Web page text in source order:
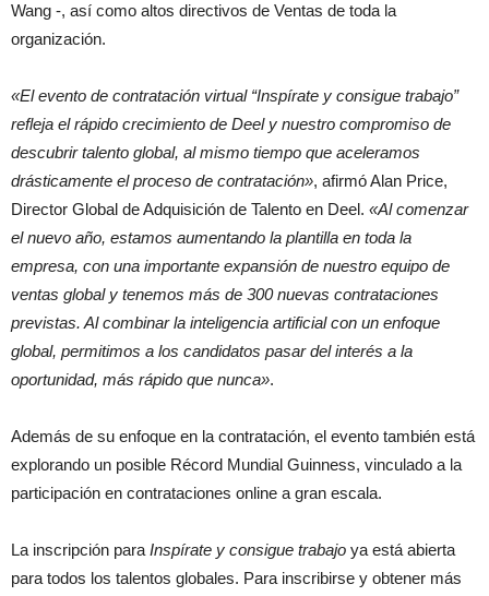
Wang -, así como altos directivos de Ventas de toda la
organización.
«El evento de contratación virtual “Inspírate y consigue trabajo”
refleja el rápido crecimiento de Deel y nuestro compromiso de
descubrir talento global, al mismo tiempo que aceleramos
drásticamente el proceso de contratación», afirmó Alan Price,
Director Global de Adquisición de Talento en Deel. «Al comenzar
el nuevo año, estamos aumentando la plantilla en toda la
empresa, con una importante expansión de nuestro equipo de
ventas global y tenemos más de 300 nuevas contrataciones
previstas. Al combinar la inteligencia artificial con un enfoque
global, permitimos a los candidatos pasar del interés a la
oportunidad, más rápido que nunca».
Además de su enfoque en la contratación, el evento también está
explorando un posible Récord Mundial Guinness, vinculado a la
participación en contrataciones online a gran escala.
La inscripción para Inspírate y consigue trabajo ya está abierta
para todos los talentos globales. Para inscribirse y obtener más